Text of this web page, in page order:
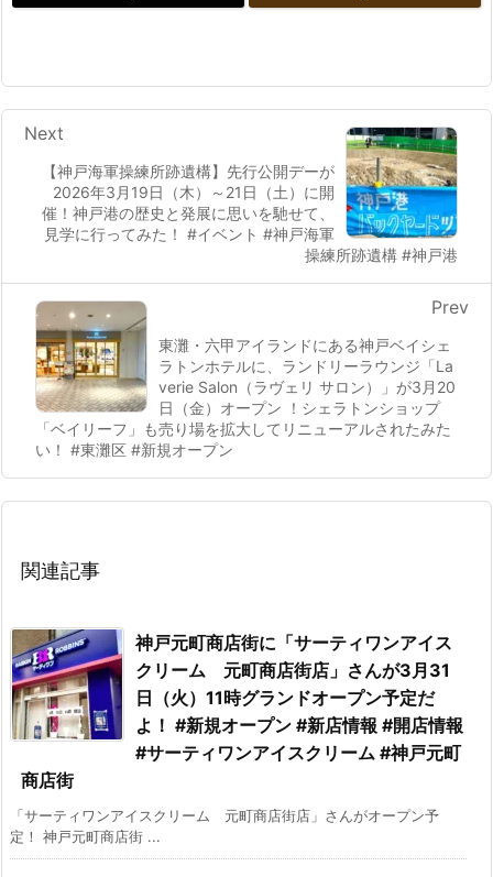
【神戸海軍操練所跡遺構】先行公開デーが
2026年3月19日（木）～21日（土）に開
催！神戸港の歴史と発展に思いを馳せて、
見学に行ってみた！ #イベント #神戸海軍
操練所跡遺構 #神戸港
Next
東灘・六甲アイランドにある神戸ベイシェ
ラトンホテルに、ランドリーラウンジ「La
verie Salon（ラヴェリ サロン）」が3月20
日（金）オープン ！シェラトンショップ
「ベイリーフ」も売り場を拡大してリニューアルされたみた
い！ #東灘区 #新規オープン
Prev
関連記事
神戸元町商店街に「サーティワンアイス
クリーム 元町商店街店」さんが3月31
日（火）11時グランドオープン予定だ
よ！ #新規オープン #新店情報 #開店情報
#サーティワンアイスクリーム #神戸元町
商店街
「サーティワンアイスクリーム 元町商店街店」さんがオープン予
定！ 神戸元町商店街 ...